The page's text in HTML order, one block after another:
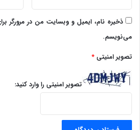
ذخیره نام، ایمیل و وبسایت من در مرورگر
می‌نویسم.
تصویر امنیتی *
تصویر امنیتی را وارد کنید: